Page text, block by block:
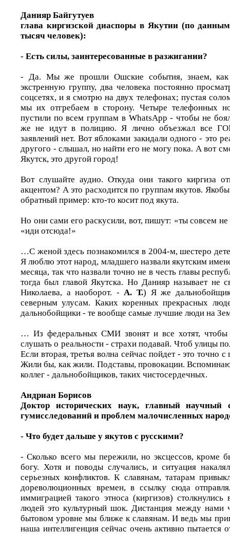
Данияр Байгутуев
глава киргизской диаспоры в Якутии (по
тысяч человек):
- Есть силы, заинтересованные в разжигании?
- Да. Мы же прошли Ошские события, знаем, как
экстренную группу, два человека постоянно
соцсетях, и я смотрю на двух телефонах; пустая
мы их отгребаем в сторону. Четыре телефонных
пустили по всем группам в WhatsApp - чтобы не
же не идут в полицию. Я лично объезжал все
заявлений нет. Вот яблоками закидали одного - это
другого - слышал, но найти его не могу пока. А вот
Якутск, это другой город!
Вот слушайте аудио. Откуда они такого киргиза
акцентом? А это расходится по группам якутов.
обратный пример: кто-то косит под якута.
Но они сами его раскусили, вот, пишут: «ты совсем
«иди отсюда!»
…С женой здесь познакомился в 2004-м, шестеро
Я люблю этот народ, младшего назвали якутским
месяца, так что назвали точно не в честь главы
тогда был главой Якутска. Но Данияр называет не
Николаева, а наоборот. -А. Т.) Я же
северным улусам. Каких коренных прекрасных
дальнобойщики - те вообще самые лучшие люди на
… Из федеральных СМИ звонят и все хотят, чтобы
слушать о реальности - страхи подавай. Чтоб улицы
Если вторая, третья волна сейчас пойдет - это
Жили бы, как жили. Подставы, провокации.
коллег - дальнобойщиков, таких чистосердечных.
Андриан Борисов
Доктор исторических наук, главный научный
гумисследований и проблем малочисленных
- Что будет дальше у якутов с русскими?
- Сколько всего мы пережили, но эксцессов, кроме
богу. Хотя и поводы случались, и ситуация
серьезных конфликтов. К славянам, татарам
дореволюционных времен, в ссылку сюда
иммиграцией такого этноса (киргизов)
людей это культурный шок. Дистанция между нами
бытовом уровне мы ближе к славянам. И ведь мы
наша интеллигенция сейчас очень активно пытается